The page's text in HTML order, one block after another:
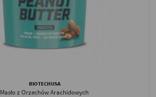
BIOTECHUSA
Masło z Orzechów Arachidowych